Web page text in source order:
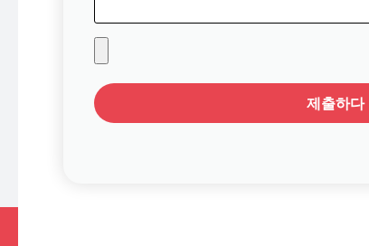
제출하다